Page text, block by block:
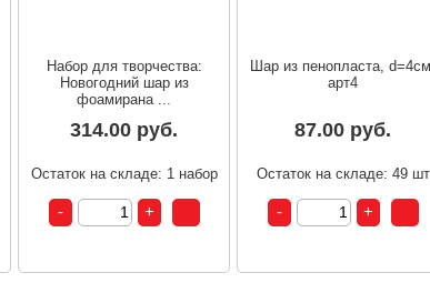
Набор для творчества:
Новогодний шар из
фоамирана ...
314.00 руб.
Остаток на складе: 1 набор
Шар из пенопласта, d=4см.
арт4
87.00 руб.
Остаток на складе: 49 шт